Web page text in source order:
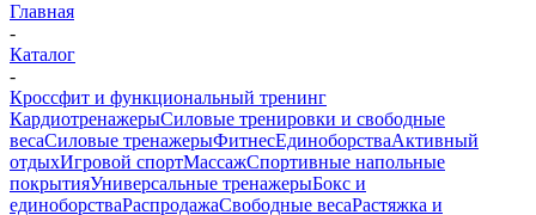
Главная
-
Каталог
-
Кроссфит и функциональный тренинг
КардиотренажерыСиловые тренировки и свободные
весаСиловые тренажерыФитнесЕдиноборстваАктивный
отдыхИгровой спортМассажСпортивные напольные
покрытияУниверсальные тренажерыБокс и
единоборстваРаспродажаСвободные весаРастяжка и